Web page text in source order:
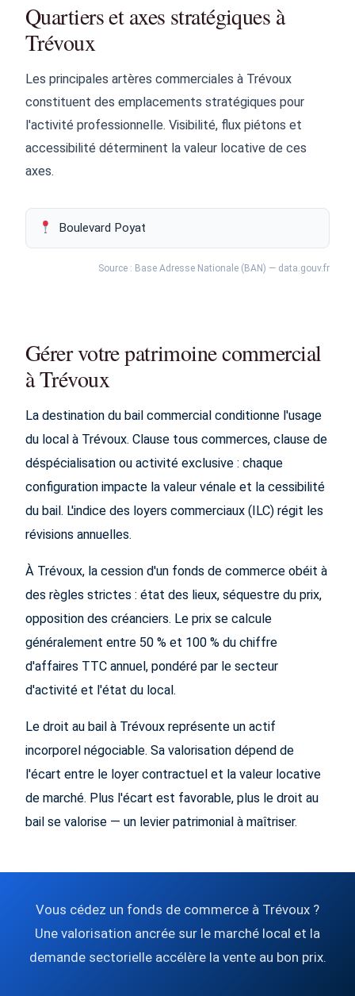
Quartiers et axes stratégiques à
Trévoux
Les principales artères commerciales à Trévoux
constituent des emplacements stratégiques pour
l'activité professionnelle. Visibilité, flux piétons et
accessibilité déterminent la valeur locative de ces
axes.
Boulevard Poyat
Source : Base Adresse Nationale (BAN) — data.gouv.fr
Gérer votre patrimoine commercial
à Trévoux
La destination du bail commercial conditionne l'usage
du local à Trévoux. Clause tous commerces, clause de
déspécialisation ou activité exclusive : chaque
configuration impacte la valeur vénale et la cessibilité
du bail. L'indice des loyers commerciaux (ILC) régit les
révisions annuelles.
À Trévoux, la cession d'un fonds de commerce obéit à
des règles strictes : état des lieux, séquestre du prix,
opposition des créanciers. Le prix se calcule
généralement entre 50 % et 100 % du chiffre
d'affaires TTC annuel, pondéré par le secteur
d'activité et l'état du local.
Le droit au bail à Trévoux représente un actif
incorporel négociable. Sa valorisation dépend de
l'écart entre le loyer contractuel et la valeur locative
de marché. Plus l'écart est favorable, plus le droit au
bail se valorise — un levier patrimonial à maîtriser.
Vous cédez un fonds de commerce à Trévoux ?
Une valorisation ancrée sur le marché local et la
demande sectorielle accélère la vente au bon prix.